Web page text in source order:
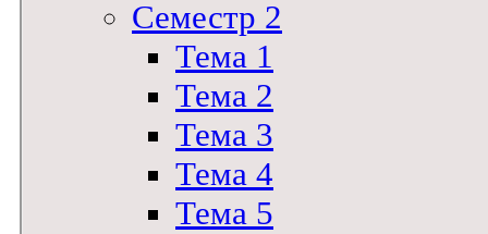
Семестр 2
Тема 1
Тема 2
Тема 3
Тема 4
Тема 5